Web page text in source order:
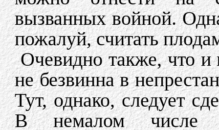
вызванных войной.
пожалуй, считать
Очевидно также, что и
не безвинна в
Тут, однако, следует
В немалом числе